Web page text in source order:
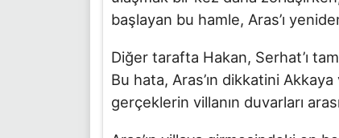
başlayan bu hamle, Aras’ı
Diğer tarafta Hakan, Serhat’ı
Bu hata, Aras’ın dikkatini
gerçeklerin villanın duvarları